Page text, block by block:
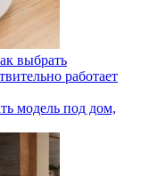
выбрать
работает
модель под дом,